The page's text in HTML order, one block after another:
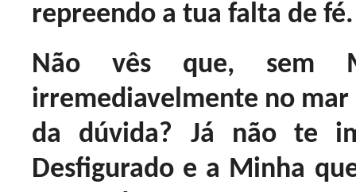
repreendo a tua falta de fé.
Não vês que, sem
irremediavelmente no mar
da dúvida? Já não te
Desfigurado e a Minha